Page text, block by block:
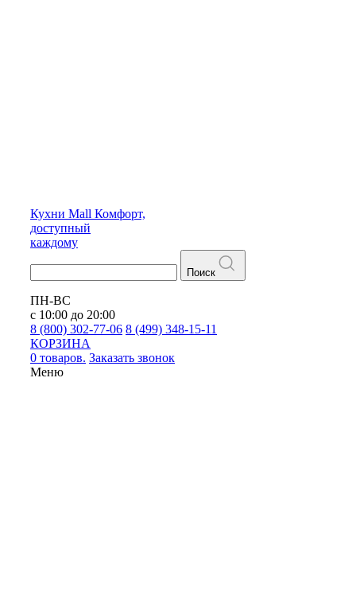
Кухни Mall Комфорт,
доступный
каждому
Поиск
ПН-ВС
с 10:00 до 20:00
8 (800) 302-77-06 8 (499) 348-15-11
КОРЗИНА
0 товаров. Заказать звонок
Меню